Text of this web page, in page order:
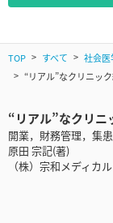
TOP すべて 社会
“リアル”なクリニッ
“リアル”なクリニ
開業，財務管理，集
原田 宗記(著)
（株）宗和メディカ